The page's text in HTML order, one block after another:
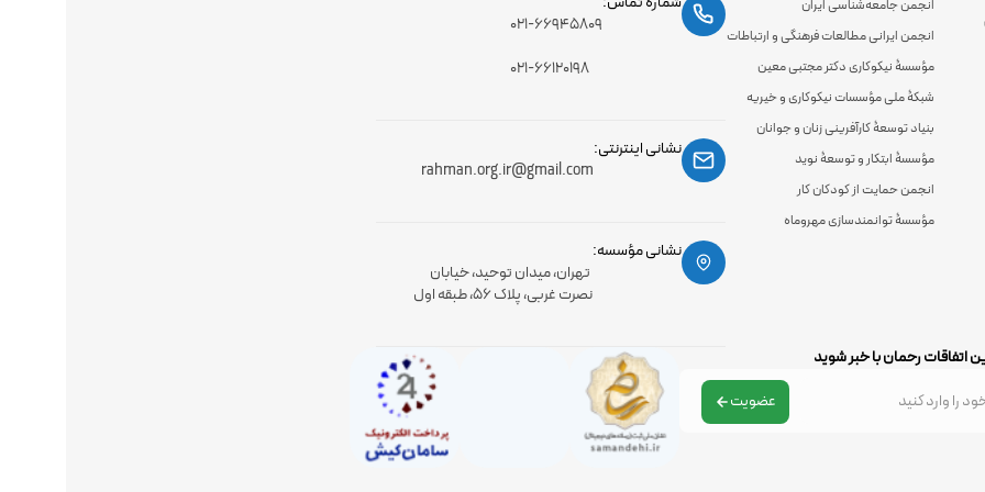
انجمن جامعه‌شناسی ایران
انجمن ایرانی مطالعات فرهنگی و ارتباطات
مؤسسۀ نیکوکاری دکتر مجتبی معین
شبکۀ ملی مؤسسات نیکوکاری و خیریه
بنیاد توسعۀ کارآفرینی زنان و جوانان
مؤسسۀ ابتکار و توسعۀ نوید
انجمن حمایت از کودکان کار
مؤسسۀ توانمندسازی مهروماه
۰۲۱-۶۶۹۴۵۸۰۹
۰۲۱-۶۶۱۲۰۱۹۸
نشانی اینترنتی:
rahman.org.ir@gmail.com
نشانی مؤسسه:
تهران، میدان توحید، خیابان
نصرت غربی، پلاک 56، طبقه اول
اتفاقات رحمان با خبر شوید
عضویت